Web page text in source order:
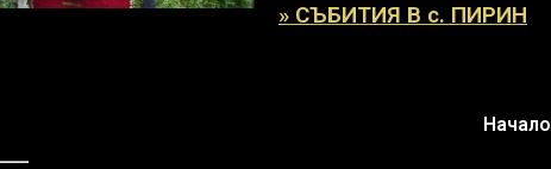
» СЪБИТИЯ В с. ПИРИН
Начало